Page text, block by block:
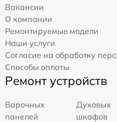
Вакансии
О компании
Ремонтируемые модели
Наши услуги
Согласие на обработку
Способы оплаты
Ремонт устройств
Варочных
панелей
Духовых
шкафов